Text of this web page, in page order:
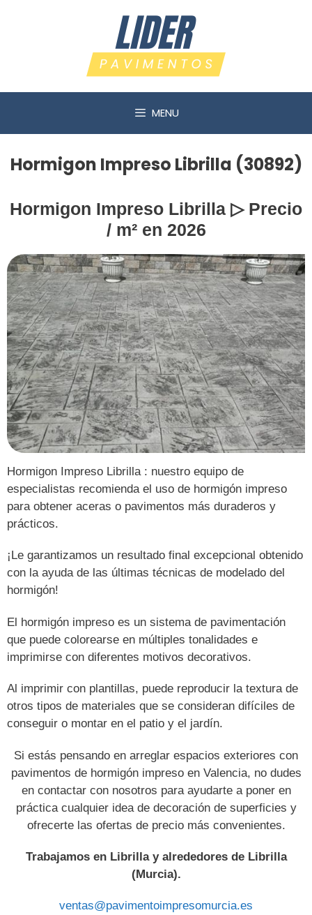
MENU
Hormigon Impreso Librilla (30892)
Hormigon Impreso Librilla ▷ Precio
/ m² en 2026
Hormigon Impreso Librilla : nuestro equipo de
especialistas recomienda el uso de hormigón impreso
para obtener aceras o pavimentos más duraderos y
prácticos.
¡Le garantizamos un resultado final excepcional obtenido
con la ayuda de las últimas técnicas de modelado del
hormigón!
El hormigón impreso es un sistema de pavimentación
que puede colorearse en múltiples tonalidades e
imprimirse con diferentes motivos decorativos.
Al imprimir con plantillas, puede reproducir la textura de
otros tipos de materiales que se consideran difíciles de
conseguir o montar en el patio y el jardín.
Si estás pensando en arreglar espacios exteriores con
pavimentos de hormigón impreso en Valencia, no dudes
en contactar con nosotros para ayudarte a poner en
práctica cualquier idea de decoración de superficies y
ofrecerte las ofertas de precio más convenientes.
Trabajamos en Librilla y alrededores de Librilla
(Murcia).
ventas@pavimentoimpresomurcia.es